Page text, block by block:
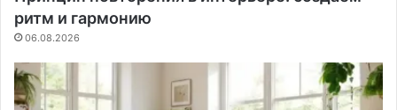
ритм и гармонию
06.08.2026